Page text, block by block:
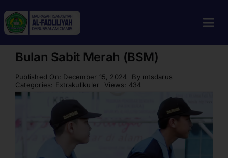
to
content
Home
Profil
Guru & Tenaga Kependidikan
Bulan Sabit Merah (BSM)
Published On: December 15, 2024 By mtsdarus
Categories: Extrakulikuler Views: 434